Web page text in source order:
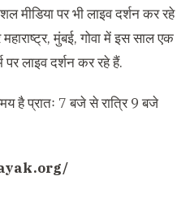
मीडिया पर भी लाइव दर्शन कर रहे
मुंबई, गोवा में इस साल एक
पर लाइव दर्शन कर रहे हैं.
है प्रातः 7 बजे से रात्रि 9 बजे